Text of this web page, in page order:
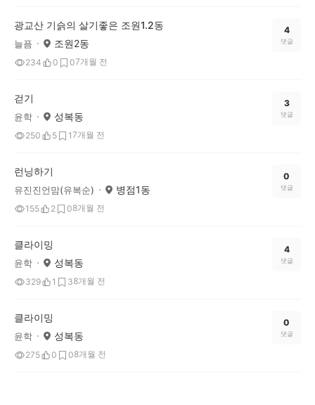
광교산 기슭의 살기좋은 조원1.2동
늘픔 조원2동
234 0 07개월 전
4
댓글
걷기
윤학 성복동
250 5 17개월 전
3
댓글
런닝하기
유진진언맘(유복순) 병점1동
155 2 08개월 전
0
댓글
클라이밍
윤학 성복동
329 1 38개월 전
4
댓글
클라이밍
윤학 성복동
275 0 08개월 전
0
댓글